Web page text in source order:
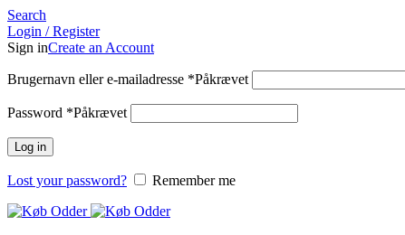
Search
Login / Register
Sign inCreate an Account
Brugernavn eller e-mailadresse *Påkrævet
Password *Påkrævet
Log in
Lost your password? Remember me